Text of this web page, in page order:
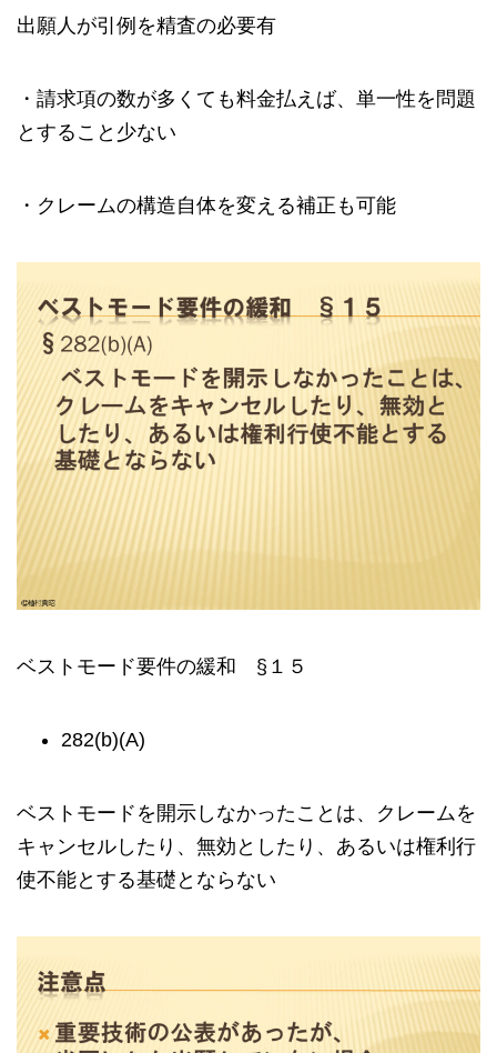
出願人が引例を精査の必要有
・請求項の数が多くても料金払えば、単一性を問題
とすること少ない
・クレームの構造自体を変える補正も可能
ベストモード要件の緩和 §１５
282(b)(A)
ベストモードを開示しなかったことは、クレームを
キャンセルしたり、無効としたり、あるいは権利行
使不能とする基礎とならない